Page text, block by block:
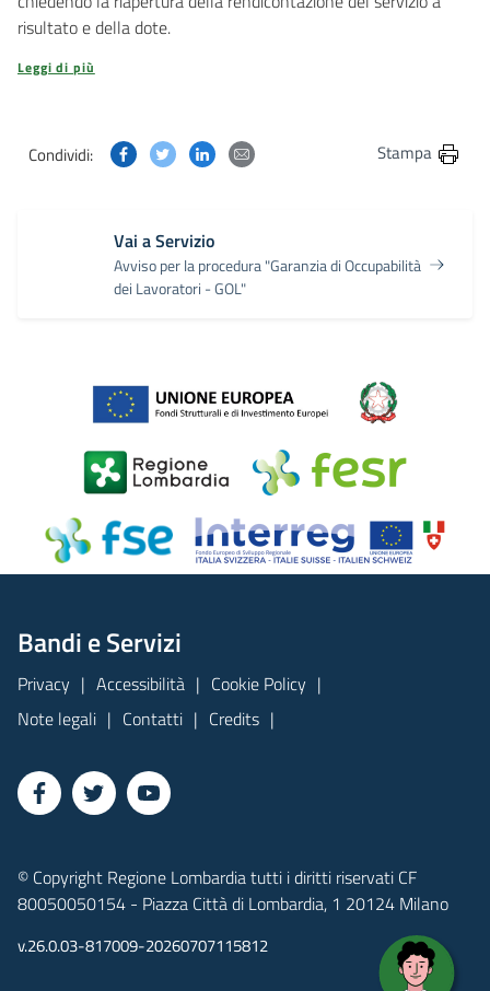
risultato e della dote.
Leggi di più
Condividi: Condividi questa pagina su Facebook
Condividi questa pagina su Twitter
Condividi questa pagina su Linkedin
Condividi questa pagina via
Stampa
Vai a Servizio
Avviso per la procedura "Garanzia di Occupabilità
dei Lavoratori - GOL"
Bandi e Servizi
Privacy Accessibilità
Cookie Policy
Note legali
Contatti Credits
© Copyright Regione Lombardia tutti i diritti riservati CF
80050050154 - Piazza Città di Lombardia, 1 20124 Milano
v.26.0.03-817009-20260707115812